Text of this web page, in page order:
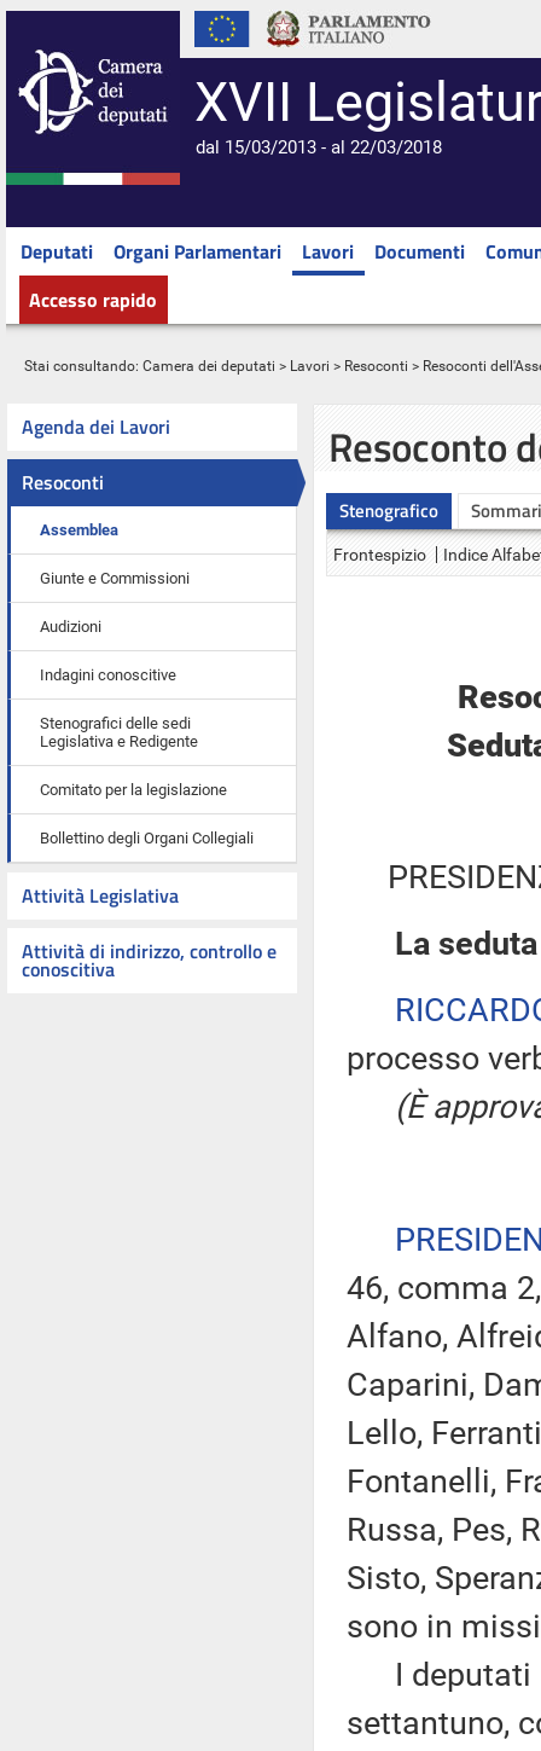
XVII
dal 15/03/2013 - al 22/03/2018
Deputati Organi Parlamentari Lavori Documenti
Accesso rapido
Stai consultando: Camera dei deputati > Lavori > Resoconti > Resoconti
Agenda dei Lavori
Resoconti
Assemblea
Giunte e Commissioni
Audizioni
Indagini conoscitive
Stenografici delle sedi
Legislativa e Redigente
Comitato per la legislazione
Bollettino degli Organi Collegiali
Attività Legislativa
Attività di indirizzo, controllo e
conoscitiva
Resoconto
Stenografico
Frontespizio Indice
La
processo
(È
46, comma
Alfano,
Caparini,
Lello,
Fontanelli,
Russa, Pes,
Sisto,
sono in
I deputati
settantuno,